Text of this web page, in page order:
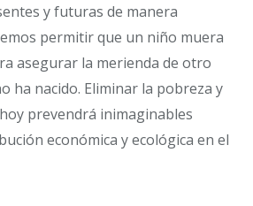
y futuras de manera
permitir que un niño muera
asegurar la merienda de otro
ha nacido. Eliminar la pobreza y
prevendrá inimaginables
económica y ecológica en el